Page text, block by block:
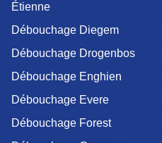
Étienne
Débouchage Diegem
Débouchage Drogenbos
Débouchage Enghien
Débouchage Evere
Débouchage Forest